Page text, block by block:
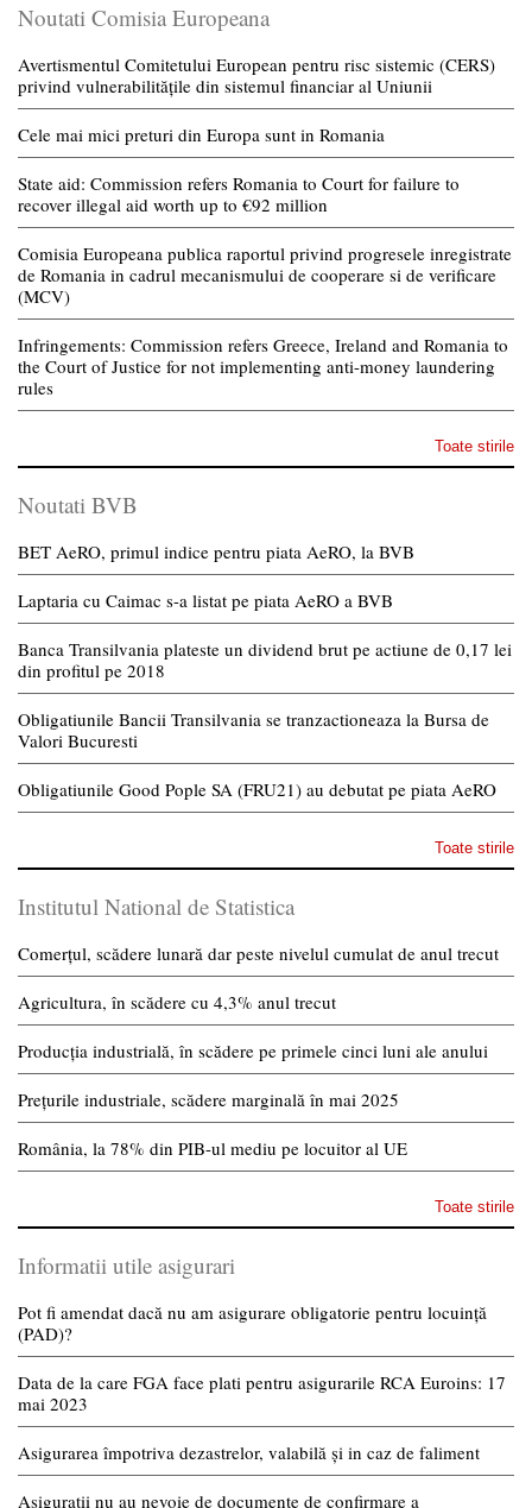
Noutati Comisia Europeana
Avertismentul Comitetului European pentru risc sistemic (CERS)
privind vulnerabilitățile din sistemul financiar al Uniunii
Cele mai mici preturi din Europa sunt in Romania
State aid: Commission refers Romania to Court for failure to
recover illegal aid worth up to €92 million
Comisia Europeana publica raportul privind progresele inregistrate
de Romania in cadrul mecanismului de cooperare si de verificare
(MCV)
Infringements: Commission refers Greece, Ireland and Romania to
the Court of Justice for not implementing anti-money laundering
rules
Toate stirile
Noutati BVB
BET AeRO, primul indice pentru piata AeRO, la BVB
Laptaria cu Caimac s-a listat pe piata AeRO a BVB
Banca Transilvania plateste un dividend brut pe actiune de 0,17 lei
din profitul pe 2018
Obligatiunile Bancii Transilvania se tranzactioneaza la Bursa de
Valori Bucuresti
Obligatiunile Good Pople SA (FRU21) au debutat pe piata AeRO
Toate stirile
Institutul National de Statistica
Comerțul, scădere lunară dar peste nivelul cumulat de anul trecut
Agricultura, în scădere cu 4,3% anul trecut
Producția industrială, în scădere pe primele cinci luni ale anului
Prețurile industriale, scădere marginală în mai 2025
România, la 78% din PIB-ul mediu pe locuitor al UE
Toate stirile
Informatii utile asigurari
Pot fi amendat dacă nu am asigurare obligatorie pentru locuință
(PAD)?
Data de la care FGA face plati pentru asigurarile RCA Euroins: 17
mai 2023
Asigurarea împotriva dezastrelor, valabilă și in caz de faliment
Asiguratii nu au nevoie de documente de confirmare a